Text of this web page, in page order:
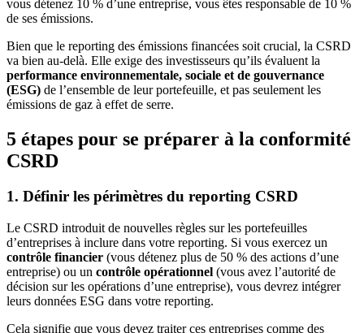
vous détenez 10 % d’une entreprise, vous êtes responsable de 10 %
de ses émissions.
Bien que le reporting des émissions financées soit crucial, la CSRD
va bien au-delà. Elle exige des investisseurs qu’ils évaluent la
performance environnementale, sociale et de gouvernance
(ESG) de l’ensemble de leur portefeuille, et pas seulement les
émissions de gaz à effet de serre.
5 étapes pour se préparer à la conformité
CSRD
1. Définir les périmètres du reporting CSRD
Le CSRD introduit de nouvelles règles sur les portefeuilles
d’entreprises à inclure dans votre reporting. Si vous exercez un
contrôle financier (vous détenez plus de 50 % des actions d’une
entreprise) ou un contrôle opérationnel (vous avez l’autorité de
décision sur les opérations d’une entreprise), vous devrez intégrer
leurs données ESG dans votre reporting.
Cela signifie que vous devez traiter ces entreprises comme des